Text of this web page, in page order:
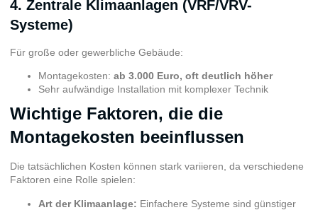
4. Zentrale Klimaanlagen (VRF/VRV-
Systeme)
Für große oder gewerbliche Gebäude:
Montagekosten: ab 3.000 Euro, oft deutlich höher
Sehr aufwändige Installation mit komplexer Technik
Wichtige Faktoren, die die
Montagekosten beeinflussen
Die tatsächlichen Kosten können stark variieren, da verschiedene
Faktoren eine Rolle spielen:
Art der Klimaanlage: Einfachere Systeme sind günstiger